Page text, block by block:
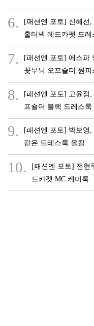
6.
[패션엔 포토] 신혜선
홀터넥 레드카펫 드레
7.
[패션엔 포토] 에스파
꽃무늬 오프숄더 원피
8.
[패션엔 포토] 고윤정
프숄더 블랙 드레스룩
9.
[패션엔 포토] 박보영
같은 드레스룩 올킬
10.
[패션엔 포토] 전현
드카펫 MC 케미룩